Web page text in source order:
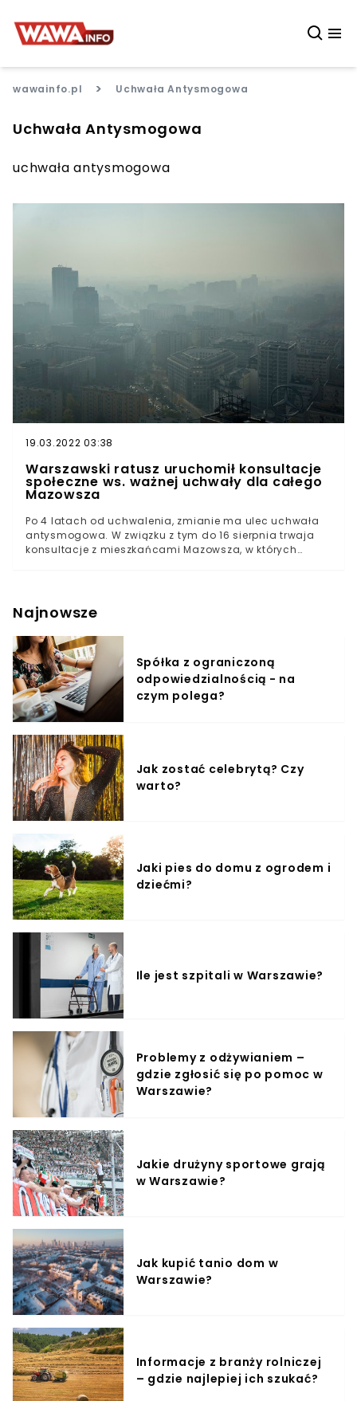
wawainfo.pl > Uchwała Antysmogowa
Uchwała Antysmogowa
uchwała antysmogowa
19.03.2022 03:38
Warszawski ratusz uruchomił konsultacje
społeczne ws. ważnej uchwały dla całego
Mazowsza
Po 4 latach od uchwalenia, zmianie ma ulec uchwała
antysmogowa. W związku z tym do 16 sierpnia trwaja
konsultacje z mieszkańcami Mazowsza, w których
Najnowsze
Spółka z ograniczoną
odpowiedzialnością - na
czym polega?
Jak zostać celebrytą? Czy
warto?
Jaki pies do domu z ogrodem i
dziećmi?
Ile jest szpitali w Warszawie?
Problemy z odżywianiem –
gdzie zgłosić się po pomoc w
Warszawie?
Jakie drużyny sportowe grają
w Warszawie?
Jak kupić tanio dom w
Warszawie?
Informacje z branży rolniczej
– gdzie najlepiej ich szukać?